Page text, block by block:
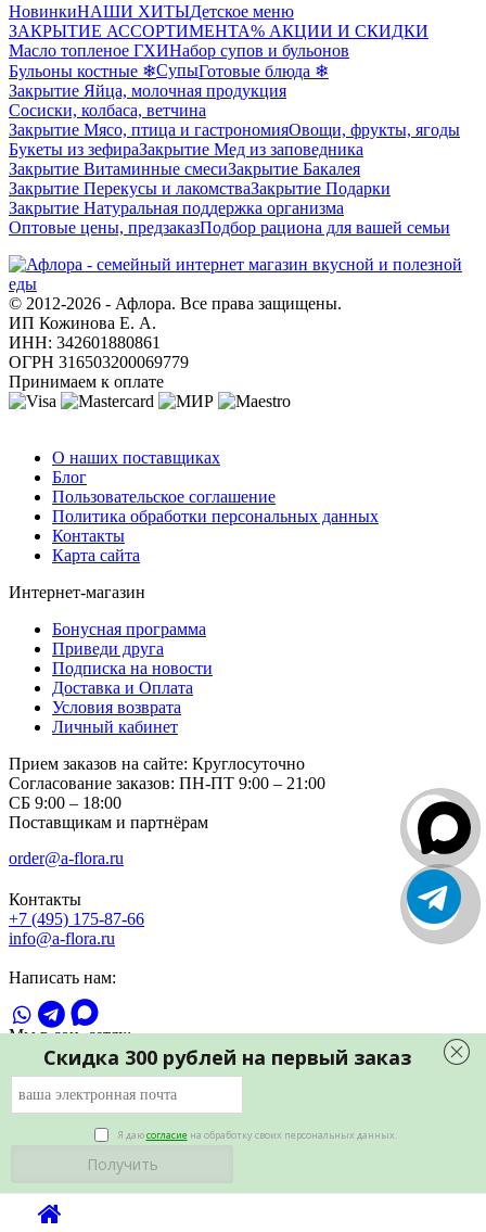
Скидка 300 рублей на первый заказ
Я даюсогласие на обработку своих персональных данных.
НовинкиНАШИ ХИТЫДетское меню
ЗАКРЫТИЕ АССОРТИМЕНТА% АКЦИИ И СКИДКИ
Масло топленое ГХИНабор супов и бульонов
Бульоны костные ❄СупыГотовые блюда ❄
Закрытие Яйца, молочная продукция
Сосиски, колбаса, ветчина
Закрытие Мясо, птица и гастрономияОвощи, фрукты, ягоды
Букеты из зефираЗакрытие Мед из заповедника
Закрытие Витаминные смесиЗакрытие Бакалея
Закрытие Перекусы и лакомстваЗакрытие Подарки
Закрытие Натуральная поддержка организма
Оптовые цены, предзаказПодбор рациона для вашей семьи
© 2012-2026 - Афлора. Все права защищены.
ИП Кожинова Е. А.
ИНН: 342601880861
ОГРН 316503200069779
Принимаем к оплате
О наших поставщиках
Блог
Пользовательское соглашение
Политика обработки персональных данных
Контакты
Карта сайта
Интернет-магазин
Бонусная программа
Приведи друга
Подписка на новости
Доставка и Оплата
Условия возврата
Личный кабинет
Прием заказов на сайте: Круглосуточно
Согласование заказов: ПН-ПТ 9:00 – 21:00
СБ 9:00 – 18:00
Поставщикам и партнёрам
order@a-flora.ru
Контакты
+7 (495) 175-87-66
info@a-flora.ru
Написать нам:
Мы в соц. сетях: